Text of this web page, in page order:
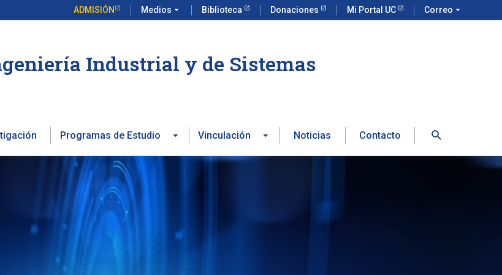
ADMISIÓN Medios arrow_drop_down Biblioteca Donaciones Mi Portal UC Correo arrow_drop_down
Industrial y de Sistemas
Programas de Estudio Vinculación Noticias Contacto Buscar